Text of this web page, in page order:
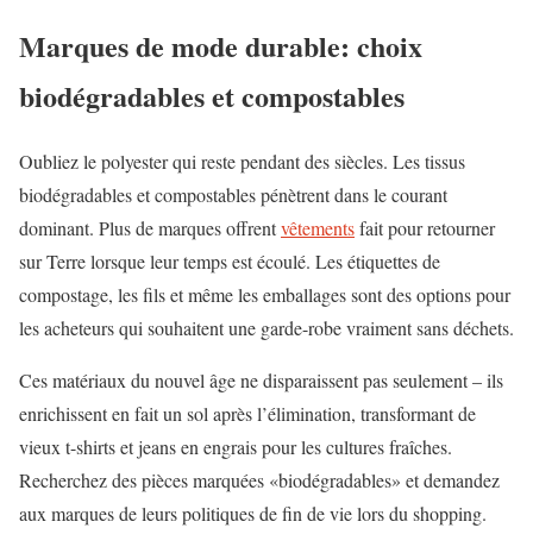
Marques de mode durable: choix
biodégradables et compostables
Oubliez le polyester qui reste pendant des siècles. Les tissus
biodégradables et compostables pénètrent dans le courant
dominant. Plus de marques offrentvêtementsfait pour retourner
sur Terre lorsque leur temps est écoulé. Les étiquettes de
compostage, les fils et même les emballages sont des options pour
les acheteurs qui souhaitent une garde-robe vraiment sans déchets.
Ces matériaux du nouvel âge ne disparaissent pas seulement – ils
enrichissent en fait un sol après l’élimination, transformant de
vieux t-shirts et jeans en engrais pour les cultures fraîches.
Recherchez des pièces marquées «biodégradables» et demandez
aux marques de leurs politiques de fin de vie lors du shopping.